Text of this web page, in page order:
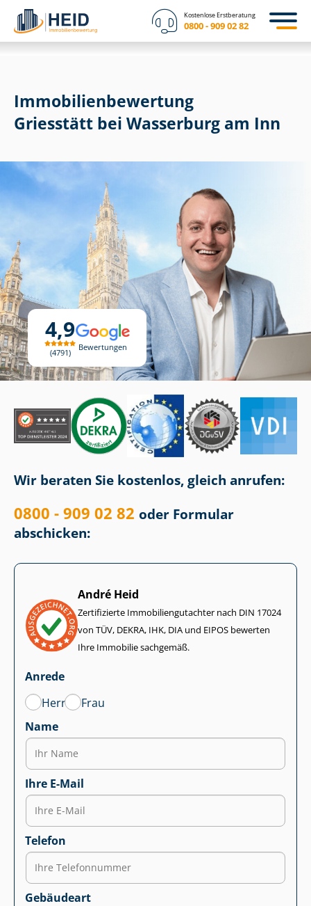
Kostenlose Erstberatung
0800 - 909 02 82
4,9
4791
Bewertungen
Immobilien­bewertung
Griesstätt bei Wasserburg am Inn
Wir beraten Sie kostenlos, gleich anrufen:
0800 - 909 02 82 oder Formular
abschicken:
André Heid
Zertifizierte Im­mo­bi­li­en­gut­ach­ter nach DIN 17024
von TÜV, DEKRA, IHK, DIA und EIPOS bewerten
Ihre Immobilie sachgemäß.
Anrede
Herr
Frau
Name
Ihre E-Mail
Telefon
Gebäudeart